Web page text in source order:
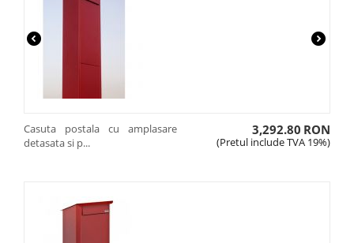
Casuta postala cu amplasare
detasata si p...
3,292.80 RON
(Pretul include TVA 19%)